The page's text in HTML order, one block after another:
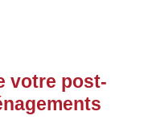
votre post-